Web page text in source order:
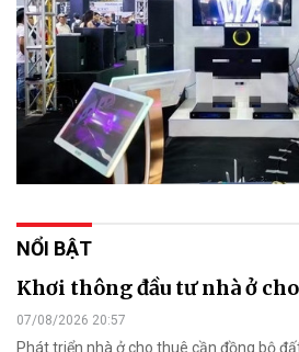
NỔI BẬT
Khơi thông đầu tư nhà ở
07/08/2026 20:57
Phát triển nhà ở cho thuê cần đồng bộ